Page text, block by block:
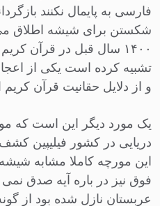
فارسی به پایمال نکنند
شکستن برای شیشه اطلاق
۱۴۰۰ سال قبل در قرآن
تشبیه کرده است یکی از
و از دلایل حقانیت قرآن
یک مورد دیگر این است که
دریایی در کشور فیلیپین
این مورچه کاملا مشابه
فوق نیز در باره آیه صدق
عربستان نازل شده بود از